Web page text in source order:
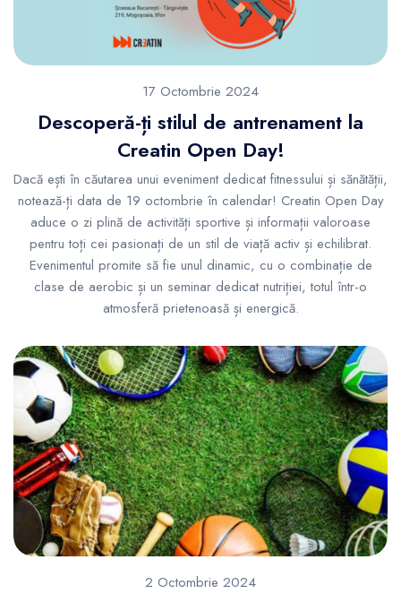
17 Octombrie 2024
Descoperă-ți stilul de antrenament la
Creatin Open Day!
Dacă ești în căutarea unui eveniment dedicat fitnessului și sănătății,
notează-ți data de 19 octombrie în calendar! Creatin Open Day
aduce o zi plină de activități sportive și informații valoroase
pentru toți cei pasionați de un stil de viață activ și echilibrat.
Evenimentul promite să fie unul dinamic, cu o combinație de
clase de aerobic și un seminar dedicat nutriției, totul într-o
atmosferă prietenoasă și energică.
2 Octombrie 2024